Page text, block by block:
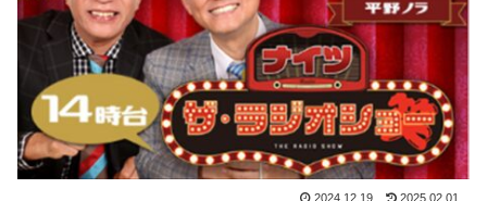
2024.12.19 2025.02.01